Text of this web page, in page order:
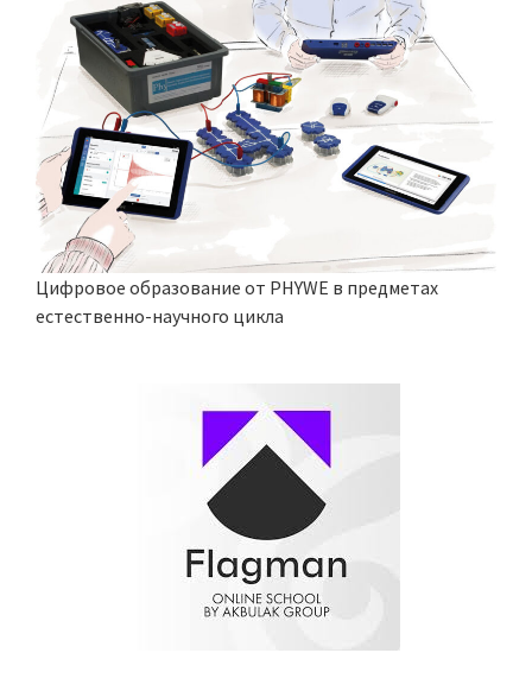
Цифровое образование от PHYWE в предметах
естественно-научного цикла